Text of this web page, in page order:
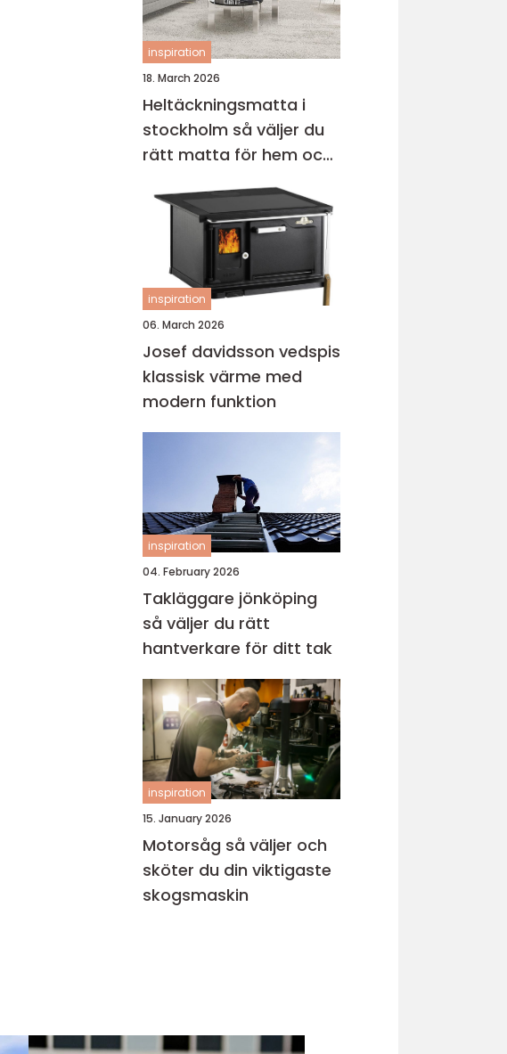
inspiration
18. March 2026
Heltäckningsmatta i
stockholm så väljer du
rätt matta för hem och
inspiration
06. March 2026
Josef davidsson vedspis
klassisk värme med
modern funktion
inspiration
04. February 2026
Takläggare jönköping
så väljer du rätt
hantverkare för ditt tak
inspiration
15. January 2026
Motorsåg så väljer och
sköter du din viktigaste
skogsmaskin